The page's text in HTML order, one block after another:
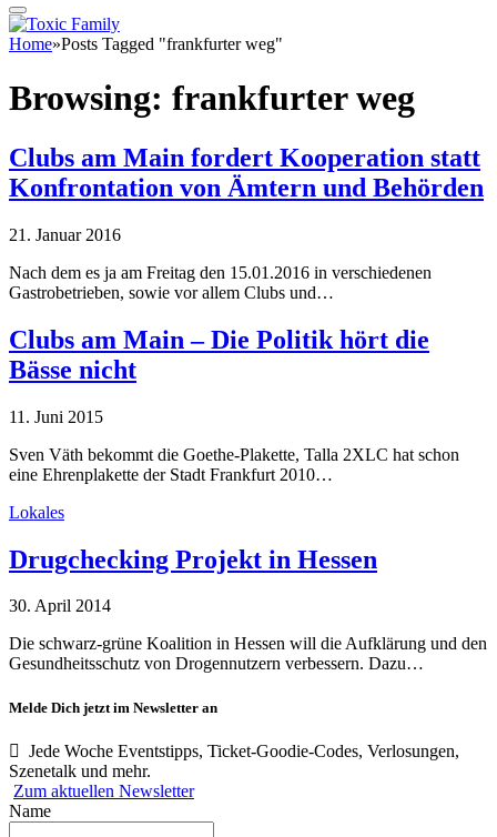
Home»Posts Tagged "frankfurter weg"
Browsing: frankfurter weg
Clubs am Main fordert Kooperation statt
Konfrontation von Ämtern und Behörden
21. Januar 2016
Nach dem es ja am Freitag den 15.01.2016 in verschiedenen
Gastrobetrieben, sowie vor allem Clubs und…
Clubs am Main – Die Politik hört die
Bässe nicht
11. Juni 2015
Sven Väth bekommt die Goethe-Plakette, Talla 2XLC hat schon
eine Ehrenplakette der Stadt Frankfurt 2010…
Lokales
Drugchecking Projekt in Hessen
30. April 2014
Die schwarz-grüne Koalition in Hessen will die Aufklärung und den
Gesundheitsschutz von Drogennutzern verbessern. Dazu…
Melde Dich jetzt im Newsletter an
Jede Woche Eventstipps, Ticket-Goodie-Codes, Verlosungen,
Szenetalk und mehr.
Zum aktuellen Newsletter
Name